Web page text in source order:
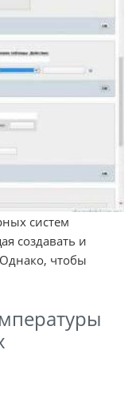
систем
создавать и
чтобы